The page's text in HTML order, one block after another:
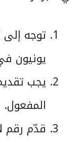
توجه
يونيون
يجب
المفعول.